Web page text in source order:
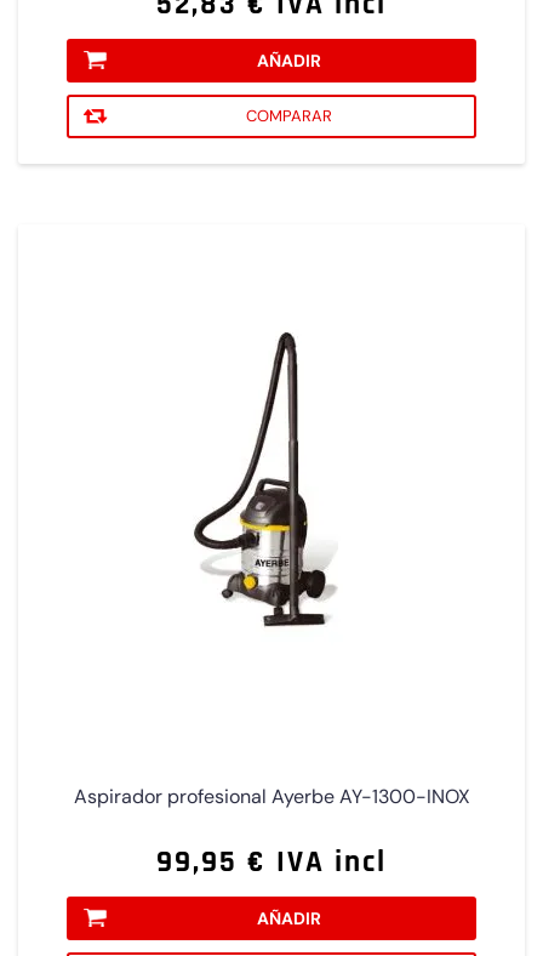
AÑADIR
COMPARAR
Aspirador profesional Ayerbe AY-1300-INOX
99,95 € IVA incl
AÑADIR